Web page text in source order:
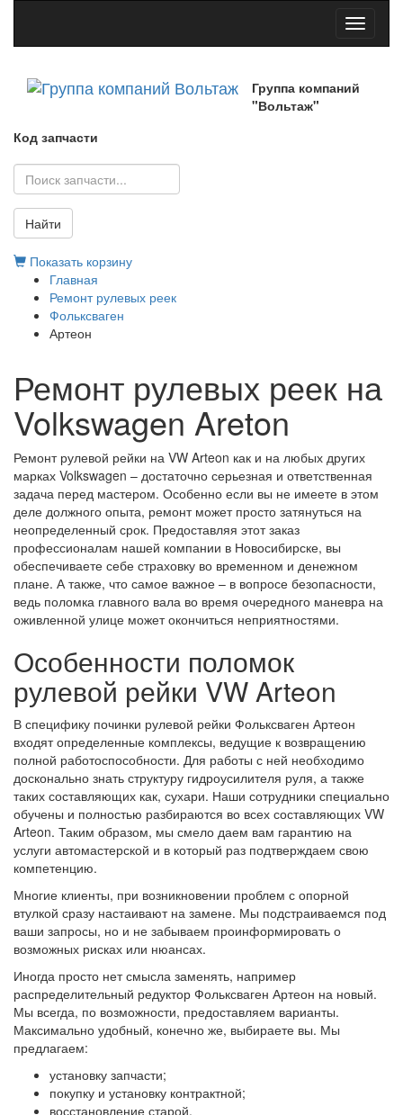
Toggle
Группа компаний
"Вольтаж"
Код запчасти
Найти
Показать корзину
Главная
Ремонт рулевых реек
Фольксваген
Артеон
Ремонт рулевых реек на
Volkswagen Areton
Ремонт рулевой рейки на VW Arteon как и на любых других
марках Volkswagen – достаточно серьезная и ответственная
задача перед мастером. Особенно если вы не имеете в этом
деле должного опыта, ремонт может просто затянуться на
неопределенный срок. Предоставляя этот заказ
профессионалам нашей компании в Новосибирске, вы
обеспечиваете себе страховку во временном и денежном
плане. А также, что самое важное – в вопросе безопасности,
ведь поломка главного вала во время очередного маневра на
оживленной улице может окончиться неприятностями.
Особенности поломок
рулевой рейки VW Arteon
В специфику починки рулевой рейки Фольксваген Артеон
входят определенные комплексы, ведущие к возвращению
полной работоспособности. Для работы с ней необходимо
досконально знать структуру гидроусилителя руля, а также
таких составляющих как, сухари. Наши сотрудники специально
обучены и полностью разбираются во всех составляющих VW
Arteon. Таким образом, мы смело даем вам гарантию на
услуги автомастерской и в который раз подтверждаем свою
компетенцию.
Многие клиенты, при возникновении проблем с опорной
втулкой сразу настаивают на замене. Мы подстраиваемся под
ваши запросы, но и не забываем проинформировать о
возможных рисках или нюансах.
Иногда просто нет смысла заменять, например
распределительный редуктор Фольксваген Артеон на новый.
Мы всегда, по возможности, предоставляем варианты.
Максимально удобный, конечно же, выбираете вы. Мы
предлагаем:
установку запчасти;
покупку и установку контрактной;
восстановление старой.